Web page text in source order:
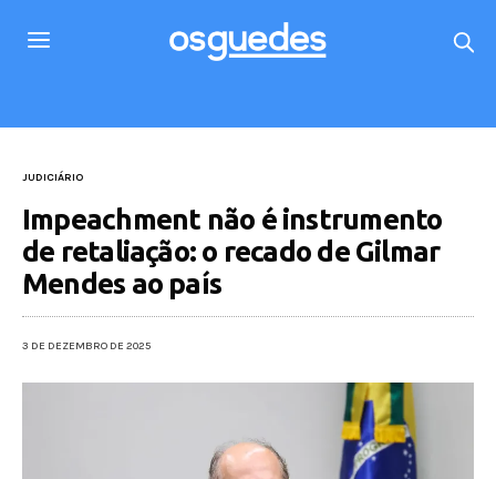
JUDICIÁRIO
Impeachment não é instrumento
de retaliação: o recado de Gilmar
Mendes ao país
3 DE DEZEMBRO DE 2025